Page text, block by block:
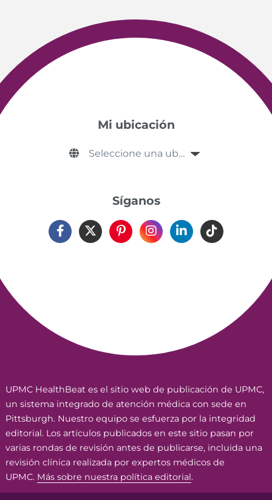
Mi ubicación
Síganos
UPMC HealthBeat es el sitio web de publicación de UPMC,
un sistema integrado de atención médica con sede en
Pittsburgh. Nuestro equipo se esfuerza por la integridad
editorial. Los artículos publicados en este sitio pasan por
varias rondas de revisión antes de publicarse, incluida una
revisión clínica realizada por expertos médicos de
UPMC. Más sobre nuestra política editorial.